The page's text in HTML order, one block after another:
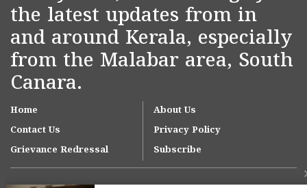
the latest updates from in
and around Kerala, especially
from the Malabar area, South
Canara.
Home
About Us
Contact Us
Privacy Policy
Grievance Redressal
Subscribe